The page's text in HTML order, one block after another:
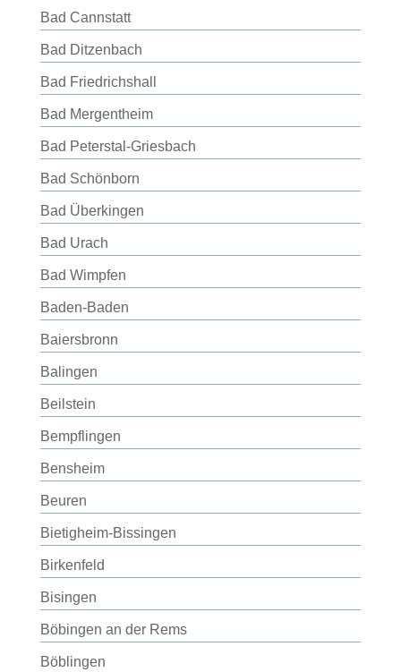
Bad Cannstatt
Bad Ditzenbach
Bad Friedrichshall
Bad Mergentheim
Bad Peterstal-Griesbach
Bad Schönborn
Bad Überkingen
Bad Urach
Bad Wimpfen
Baden-Baden
Baiersbronn
Balingen
Beilstein
Bempflingen
Bensheim
Beuren
Bietigheim-Bissingen
Birkenfeld
Bisingen
Böbingen an der Rems
Böblingen